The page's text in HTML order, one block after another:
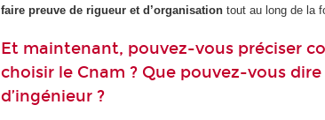
faire preuve de rigueur et d’organisation tout au long de la
Et maintenant, pouvez-vous préciser
choisir le Cnam ? Que pouvez-vous
d’ingénieur ?